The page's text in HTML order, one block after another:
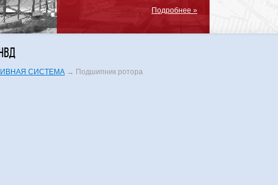
Подробнее »
СИСТЕМА → Подшипник ротора